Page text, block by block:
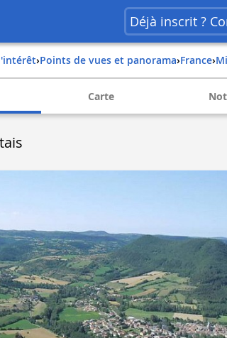
Déjà inscrit ?
› Points de vues et panorama› france›
Carte